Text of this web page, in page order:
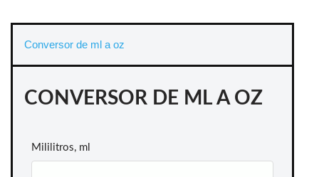
Conversor de ml a oz
CONVERSOR DE ML A OZ
Mililitros, ml